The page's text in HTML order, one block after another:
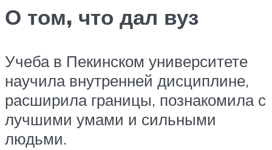
О том, что дал вуз
Учеба в Пекинском университете
научила внутренней дисциплине,
расширила границы, познакомила с
лучшими умами и сильными
людьми.